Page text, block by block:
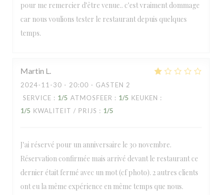
pour me remercier d'être venue.. c'est vraiment dommage
car nous voulions tester le restaurant depuis quelques
temps.
Martin L
2024-11-30 - 20:00 - GASTEN 2
SERVICE : 1/5 ATMOSFEER : 1/5 KEUKEN :
1/5 KWALITEIT / PRIJS : 1/5
J'ai réservé pour un anniversaire le 30 novembre.
Réservation confirmée mais arrivé devant le restaurant ce
dernier était fermé avec un mot (cf photo). 2 autres clients
ont eu la même expérience en même temps que nous.